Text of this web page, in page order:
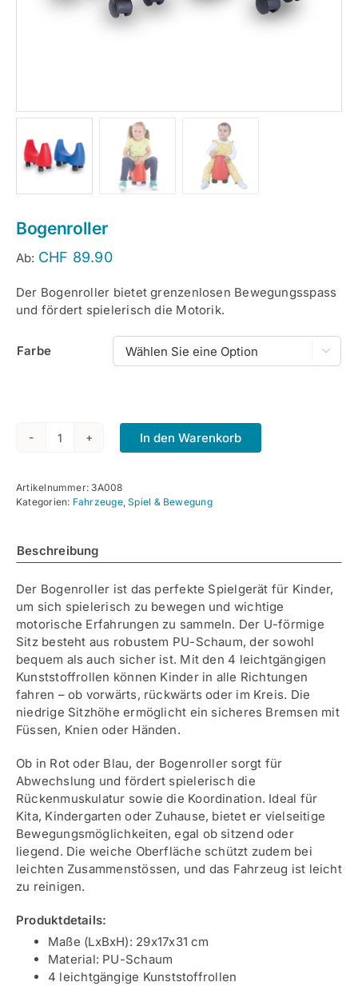
Bogenroller
Ab: CHF 89.90
Der Bogenroller bietet grenzenlosen Bewegungsspass
und fördert spielerisch die Motorik.
Farbe 
Bogenroller
In den Warenkorb
Artikelnummer: 3A008
Kategorien: Fahrzeuge,Spiel & Bewegung
Beschreibung
Der Bogenroller ist das perfekte Spielgerät für Kinder,
um sich spielerisch zu bewegen und wichtige
motorische Erfahrungen zu sammeln. Der U-förmige
Sitz besteht aus robustem PU-Schaum, der sowohl
bequem als auch sicher ist. Mit den 4 leichtgängigen
Kunststoffrollen können Kinder in alle Richtungen
fahren – ob vorwärts, rückwärts oder im Kreis. Die
niedrige Sitzhöhe ermöglicht ein sicheres Bremsen mit
Füssen, Knien oder Händen.
Ob in Rot oder Blau, der Bogenroller sorgt für
Abwechslung und fördert spielerisch die
Rückenmuskulatur sowie die Koordination. Ideal für
Kita, Kindergarten oder Zuhause, bietet er vielseitige
Bewegungsmöglichkeiten, egal ob sitzend oder
liegend. Die weiche Oberfläche schützt zudem bei
leichten Zusammenstössen, und das Fahrzeug ist leicht
zu reinigen.
Produktdetails:
Maße (LxBxH): 29x17x31 cm
Material: PU-Schaum
4 leichtgängige Kunststoffrollen